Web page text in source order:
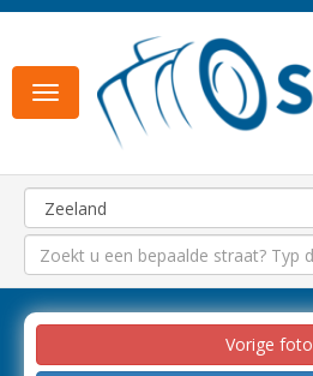
Toggle
navigation
Vorige foto